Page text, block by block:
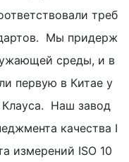
треб
Мы придерж
среды, и в
первую в Китае у
Клауса. Наш завод
качества I
измерений ISO 10